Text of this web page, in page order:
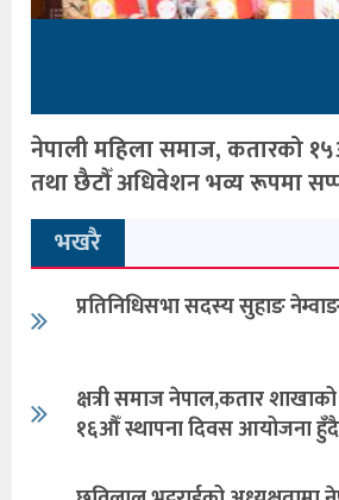
नेपाली महिला समाज, कतारको
तथा छैटौँ अधिवेशन भव्य रूपमा
भखरै
प्रतिनिधिसभा सदस्य सुहाङ
क्षत्री समाज नेपाल,कतार
१६औँ स्थापना दिवस आयोजना हुँदै